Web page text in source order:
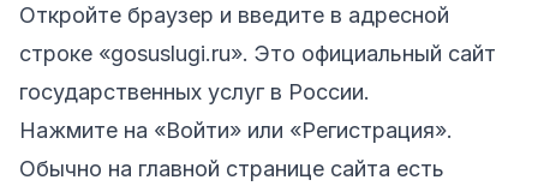
Откройте браузер и введите в адресной
строке «gosuslugi.ru». Это официальный сайт
государственных услуг в России.
Нажмите на «Войти» или «Регистрация».
Обычно на главной странице сайта есть